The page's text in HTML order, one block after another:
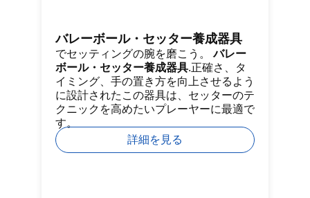
バレーボール・セッター養成器具
でセッティングの腕を磨こう。バレー
ボール・セッター養成器具.正確さ、タ
イミング、手の置き方を向上させるよう
に設計されたこの器具は、セッターのテ
クニックを高めたいプレーヤーに最適で
す。
詳細を見る